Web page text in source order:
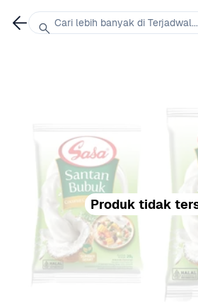
Produk tidak
Cari lebih banyak di Terjadwal...